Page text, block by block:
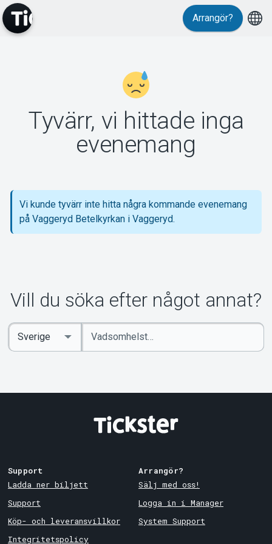
Support
Om Tickster
Arrangör?
Tyvärr, vi hittade inga
evenemang
Vi kunde tyvärr inte hitta några kommande evenemang
på Vaggeryd Betelkyrkan i Vaggeryd.
Vill du söka efter något annat?
Ange
sökord
Select
Country
Support
Ladda ner biljett
Support
Köp- och leveransvillkor
Integritetspolicy
Arrangör?
Sälj med oss!
Logga in i Manager
System Support